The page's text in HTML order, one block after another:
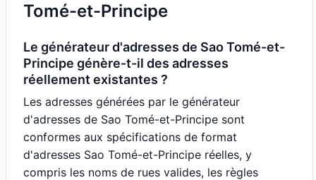
Tomé-et-Principe
Le générateur d'adresses de Sao Tomé-et-
Principe génère-t-il des adresses
réellement existantes ?
Les adresses générées par le générateur
d'adresses de Sao Tomé-et-Principe sont
conformes aux spécifications de format
d'adresses Sao Tomé-et-Principe réelles, y
compris les noms de rues valides, les règles